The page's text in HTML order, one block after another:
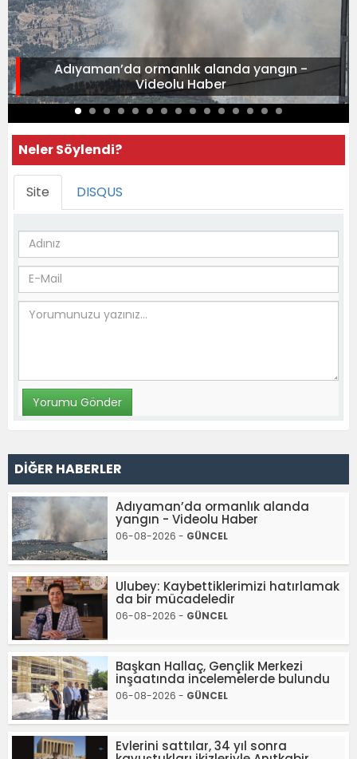
Adıyaman’da ormanlık alanda yangın -
Videolu Haber
Neler Söylendi?
Site DISQUS
DİĞER HABERLER
Adıyaman’da ormanlık alanda
yangın - Videolu Haber
06-08-2026 - GÜNCEL
Ulubey: Kaybettiklerimizi hatırlamak
da bir mücadeledir
06-08-2026 - GÜNCEL
Başkan Hallaç, Gençlik Merkezi
inşaatında incelemelerde bulundu
06-08-2026 - GÜNCEL
Evlerini sattılar, 34 yıl sonra